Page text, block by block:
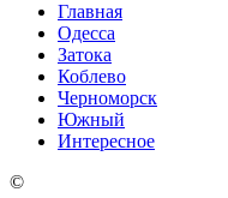
Главная
Одесса
Затока
Коблево
Черноморск
Южный
Интересное
©